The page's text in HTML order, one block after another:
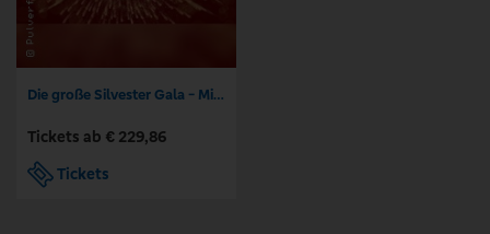
Die große Silvester Gala - Mit Dinner Show
Tickets ab € 229,86
Tickets